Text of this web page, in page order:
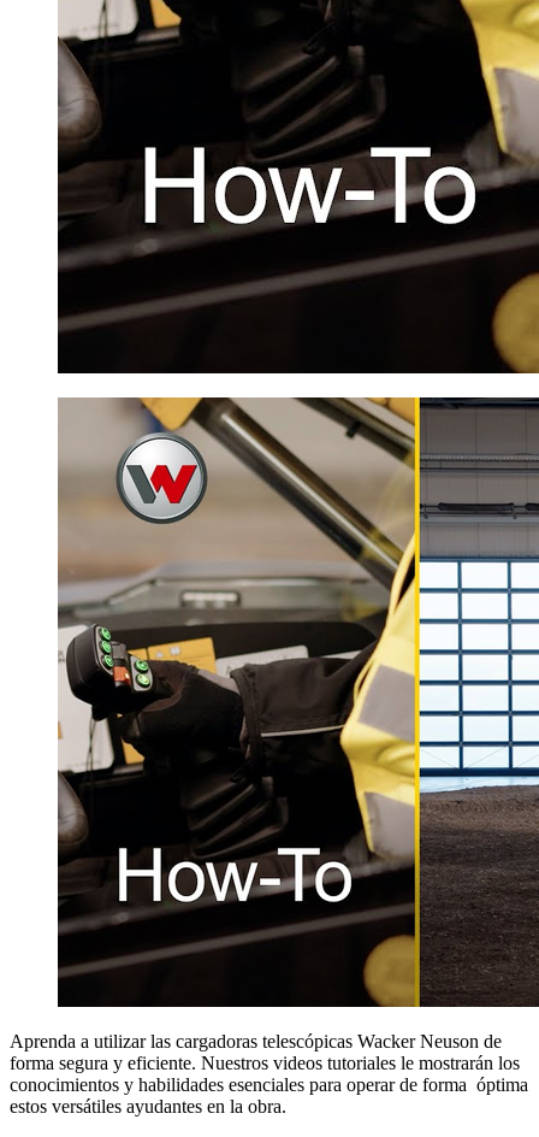
Aprenda a utilizar las cargadoras telescópicas Wacker Neuson de
forma segura y eficiente. Nuestros videos tutoriales le mostrarán los
conocimientos y habilidades esenciales para operar de forma óptima
estos versátiles ayudantes en la obra.